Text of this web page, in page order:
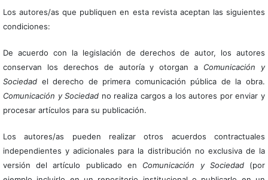
Los autores/as que publiquen en esta revista aceptan las siguientes
condiciones:
De acuerdo con la legislación de derechos de autor, los autores
conservan los derechos de autoría y otorgan a Comunicación y
Sociedadel derecho de primera comunicación pública de la obra.
Comunicación y Sociedad no realiza cargos a los autores por enviar y
procesar artículos para su publicación.
Los autores/as pueden realizar otros acuerdos contractuales
independientes y adicionales para la distribución no exclusiva de la
versión del artículo publicado en Comunicación y Sociedad(por